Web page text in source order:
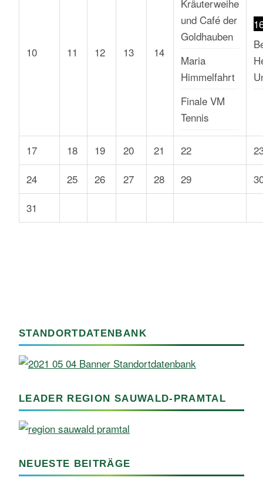
10 11 12 13 14
Kräuterweihe
und Café der
Goldhauben
Maria
Himmelfahrt
Finale VM
Tennis
17 18 19 20 21 22
24
25 26 27 28 29
31
STANDORTDATENBANK
LEADER REGION SAUWALD-PRAMTAL
NEUESTE BEITRÄGE